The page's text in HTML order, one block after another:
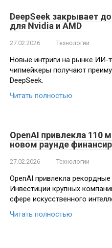
DeepSeek закрывает
для Nvidia и AMD
27.02.2026 Технологии
Новые интриги на рынке ИИ-
чипмейкеры получают
DeepSeek.
Читать полностью
OpenAI привлекла 110
новом раунде
27.02.2026 Технологии
OpenAI привлекла
Инвестиции крупных
сфере искусственного
Читать полностью